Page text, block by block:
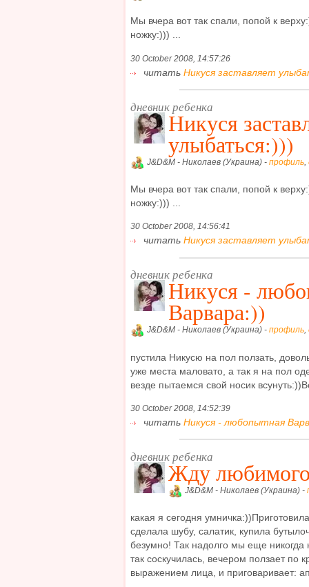
Мы вчера вот так спали, попой к
ножку:))) ...
30 October 2008, 14:57:26
читать Никуся заставляет
дневник ребенка
Никуся
улыбаться:)))
J&D&M - Николаев (Украина) - профиль
Мы вчера вот так спали, попой к
ножку:))) ...
30 October 2008, 14:56:41
читать Никуся заставляет
дневник ребенка
Никуся -
Варвара:))
J&D&M - Николаев (Украина) - профиль,
пустила Никусю на пол ползать,
уже места маловато, а так я на пол
везде пытаемся свой носик
30 October 2008, 14:52:39
читать Никуся - любопытная
дневник ребенка
Жду
J&D&M - Николаев (Украина) -
какая я сегодня
сделала шубу, салатик, купила
безумно! Так надолго мы еще никогда
так соскучилась, вечером ползает по
выражением лица, и приговаривает: